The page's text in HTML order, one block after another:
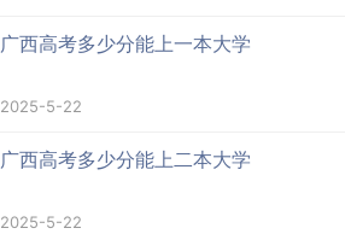
广西高考多少分能上一本大学
2025-5-22
广西高考多少分能上二本大学
2025-5-22